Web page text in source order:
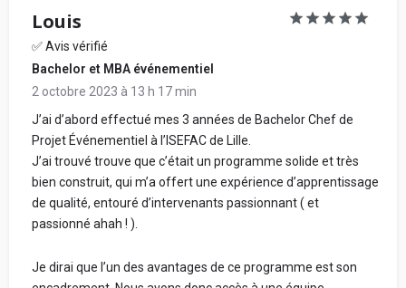
Louis
✅ Avis vérifié
Bachelor et MBA événementiel
2 octobre 2023 à 13 h 17 min
J’ai d’abord effectué mes 3 années de Bachelor Chef de
Projet Événementiel à l’ISEFAC de Lille.
J’ai trouvé trouve que c’était un programme solide et très
bien construit, qui m’a offert une expérience d’apprentissage
de qualité, entouré d’intervenants passionnant ( et
passionné ahah ! ).
Je dirai que l’un des avantages de ce programme est son